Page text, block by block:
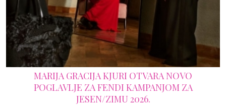
MARIJA GRACIJA KJURI OTVARA NOVO
POGLAVLJE ZA FENDI KAMPANJOM ZA
JESEN/ZIMU 2026.